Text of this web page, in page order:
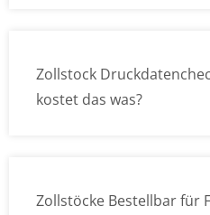
Zollstock
kostet das was?
Zollstöcke Bestellbar für